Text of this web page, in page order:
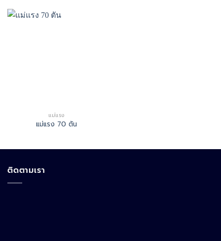
แม่แรง
แม่แรง 70 ตัน
ติดตามเรา